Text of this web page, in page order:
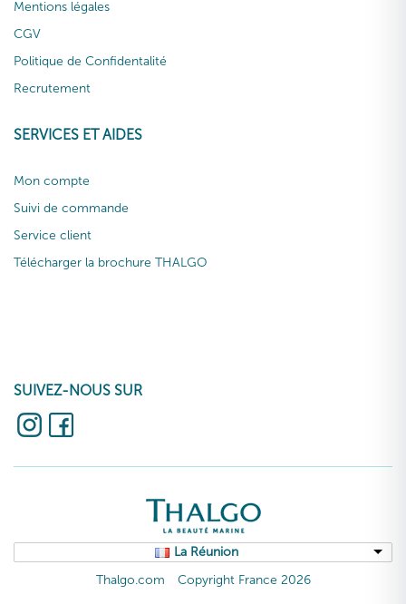
Mentions légales
CGV
Politique de Confidentalité
Recrutement
SERVICES ET AIDES
Mon compte
Suivi de commande
Service client
Télécharger la brochure THALGO
SUIVEZ-NOUS SUR
La Réunion
Thalgo.com
Copyright France 2026